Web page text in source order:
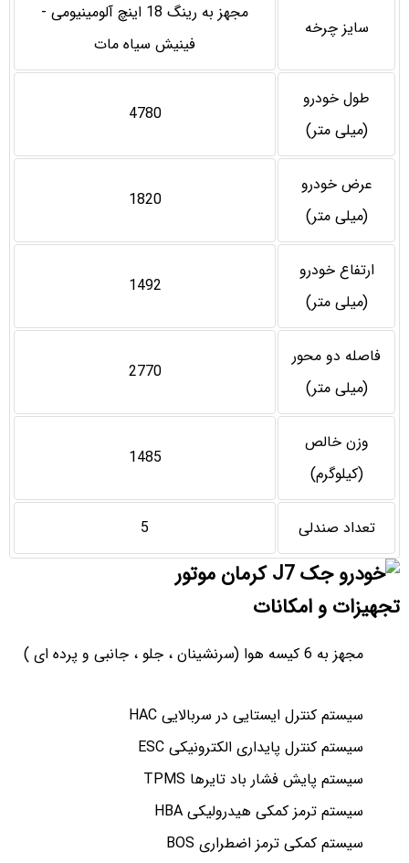
سایز چرخه
مجهز به رینگ 18 اینچ آلومینیومی -
فینیش سیاه مات
طول خودرو
(میلی متر)
4780
عرض خودرو
(میلی متر)
1820
ارتفاع خودرو
(میلی متر)
1492
فاصله دو محور
(میلی متر)
2770
وزن خالص
(کیلوگرم)
1485
تعداد صندلی 5
تجهیزات و امکانات
مجهز به 6 کیسه هوا (سرنشینان ، جلو ، جانبی و پرده ای )
سیستم کنترل ایستایی در سربالایی HAC
سیستم کنترل پایداری الکترونیکی ESC
سیستم پایش فشار باد تایرها TPMS
سیستم ترمز کمکی هیدرولیکی HBA
سیستم کمکی ترمز اضطراری BOS